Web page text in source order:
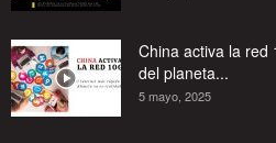
China activa la red
del planeta...
5 mayo, 2025